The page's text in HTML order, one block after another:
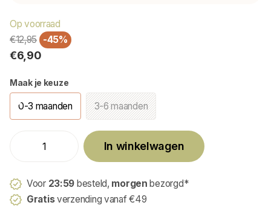
Op voorraad
€12,95 -45%
€6,90
Maak je keuze
0-3 maanden 3-6 maanden
In winkelwagen
Voor 23:59 besteld, morgen bezorgd*
Gratisverzending vanaf €49